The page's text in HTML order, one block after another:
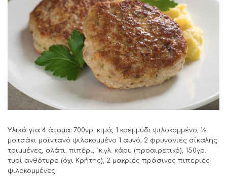
Υλικά για 4 άτομα: 700γρ. κιμά, 1 κρεμμύδι ψιλοκομμένο, ½
ματσάκι μαϊντανό ψιλοκομμένο 1 αυγό, 2 φρυγανιές σίκαλης
τριμμένες, αλάτι, πιπέρι, 1κ.γλ. κάρυ (προαιρετικό), 150γρ.
τυρί ανθότυρο (όχι Κρήτης), 2 μακριές πράσινες πιπεριές
ψιλοκομμένες.